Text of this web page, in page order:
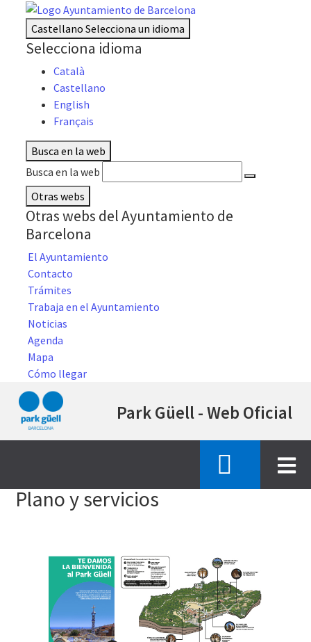
CastellanoSelecciona un idioma
Selecciona idioma
Català
Castellano
English
Français
Busca en la web
Busca en la web
Otras webs
Otras webs del Ayuntamiento de
Barcelona
El Ayuntamiento
Contacto
Trámites
Trabaja en el Ayuntamiento
Noticias
Agenda
Mapa
Cómo llegar
al
principal
Park Güell - Web Oficial
Plano y servicios